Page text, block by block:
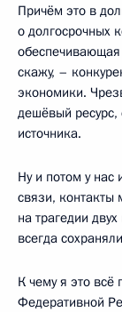
Причём это в
о долгосрочных
скажу, –
экономики.
дешёвый ресурс,
источника.
Ну и потом у нас
связи,
на трагедии
всегда
К чему я это всё
Федеративной